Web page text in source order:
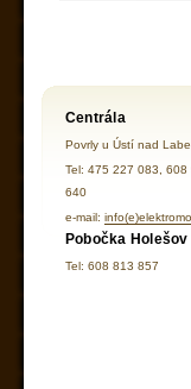
Centrála
Povrly u Ústí nad
Tel: 475 227 083,
640
e-mail:
Pobočka Holešov
Tel: 608 813 857